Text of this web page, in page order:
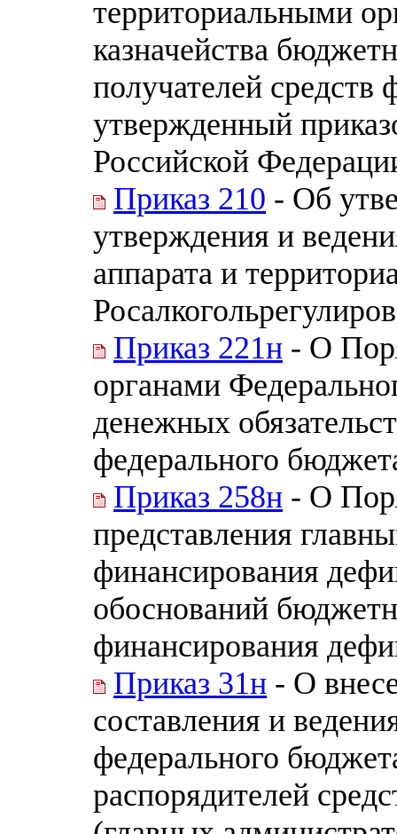
территориальными
казначейства
получателей средств
утвержденный
Российской
Приказ 210 - Об
утверждения и
аппарата и
Приказ 221н - О
органами
денежных
федерального
Приказ 258н - О
представления
финансирования
обоснований
финансирования
Приказ 31н - О
составления и
федерального
распорядителей